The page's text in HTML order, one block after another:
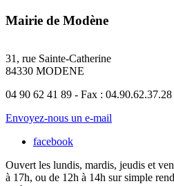
Mairie de Modène
31, rue Sainte-Catherine
84330 MODENE
04 90 62 41 89 - Fax : 04.90.62.37.28
Envoyez-nous un e-mail
facebook
Ouvert les lundis, mardis, jeudis et
à 17h, ou de 12h à 14h sur simple